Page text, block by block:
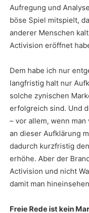
Aufregung und
böse Spiel mitspielt,
anderer Menschen
Activision eröffnet
Dem habe ich nur
langfristig halt nur
solche zynischen
erfolgreich sind. Und
– vor allem, wenn
an dieser Aufklärung
dadurch kurzfristig
erhöhe. Aber der
Activision und nicht
damit man
Freie Rede ist kein